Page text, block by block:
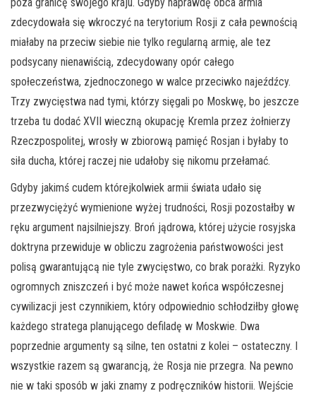
zdecydowała się wkroczyć na terytorium Rosji z cała pewnością
miałaby na przeciw siebie nie tylko regularną armię, ale tez
podsycany nienawiścią, zdecydowany opór całego
społeczeństwa, zjednoczonego w walce przeciwko najeźdźcy.
Trzy zwycięstwa nad tymi, którzy sięgali po Moskwę, bo jeszcze
trzeba tu dodać XVII wieczną okupację Kremla przez żołnierzy
Rzeczpospolitej, wrosły w zbiorową pamięć Rosjan i byłaby to
siła ducha, której raczej nie udałoby się nikomu przełamać.
Gdyby jakimś cudem którejkolwiek armii świata udało się
przezwyciężyć wymienione wyżej trudności, Rosji pozostałby w
ręku argument najsilniejszy. Broń jądrowa, której użycie rosyjska
doktryna przewiduje w obliczu zagrożenia państwowości jest
polisą gwarantującą nie tyle zwycięstwo, co brak porażki. Ryzyko
ogromnych zniszczeń i być może nawet końca współczesnej
cywilizacji jest czynnikiem, który odpowiednio schłodziłby głowę
każdego stratega planującego defiladę w Moskwie. Dwa
poprzednie argumenty są silne, ten ostatni z kolei – ostateczny. I
wszystkie razem są gwarancją, że Rosja nie przegra. Na pewno
nie w taki sposób w jaki znamy z podręczników historii. Wejście